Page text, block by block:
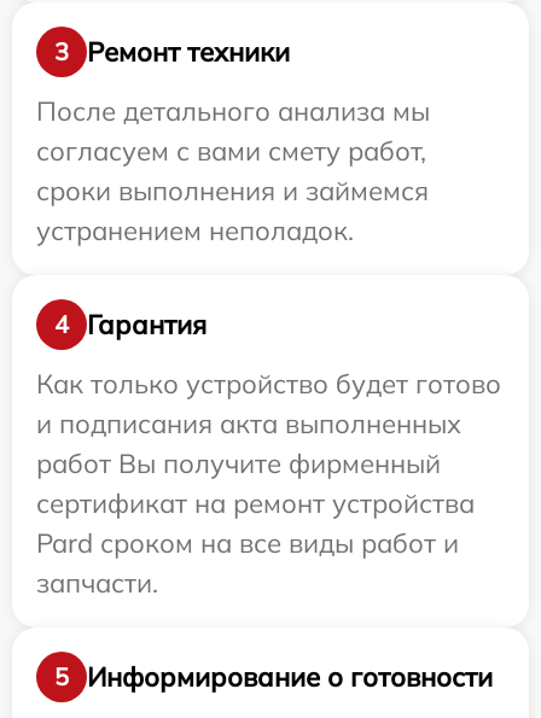
3
Ремонт техники
После детального анализа мы
согласуем с вами смету работ,
сроки выполнения и займемся
устранением неполадок.
4
Гарантия
Как только устройство будет готово
и подписания акта выполненных
работ Вы получите фирменный
сертификат на ремонт устройства
Pard сроком на все виды работ и
запчасти.
5
Информирование о готовности